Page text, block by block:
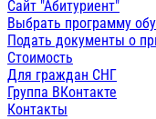
Сайт "Абитуриент"
Выбрать программу
Подать документы о
Стоимость
Для граждан СНГ
Группа ВКонтакте
Контакты